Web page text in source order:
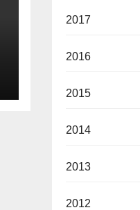
2017
2016
2015
2014
2013
2012